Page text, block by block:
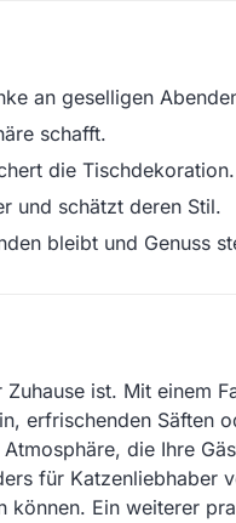
an geselligen
schafft.
die Tischdekoration.
und schätzt deren Stil.
bleibt und Genuss
ist. Mit einem
erfrischenden Säften
die Ihre
für Katzenliebhaber
können. Ein weiterer